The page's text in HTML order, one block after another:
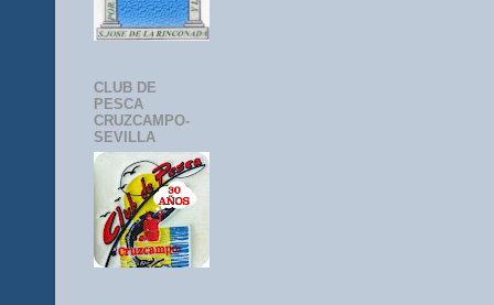
CLUB DE
PESCA
CRUZCAMPO-
SEVILLA